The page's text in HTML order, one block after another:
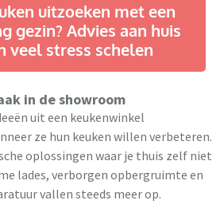
uitzoeken met een
gezin? Advies aan huis
veel stress schelen
in de showroom
uit een keukenwinkel
ze hun keuken willen verbeteren.
oplossingen waar je thuis zelf niet
lades, verborgen opbergruimte en
vallen steeds meer op.